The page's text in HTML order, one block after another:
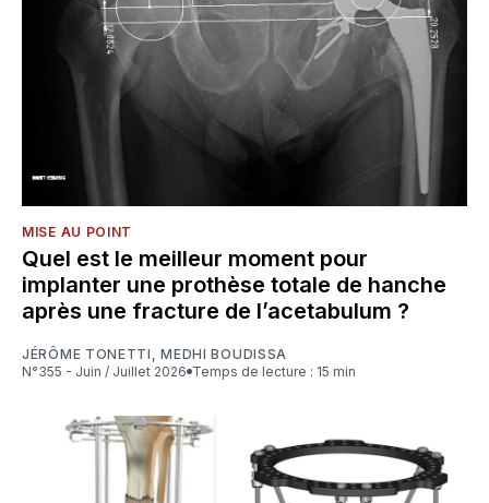
MISE AU POINT
Quel est le meilleur moment pour
implanter une prothèse totale de hanche
après une fracture de l’acetabulum ?
JÉRÔME TONETTI ,MEDHI BOUDISSA
N°355 - Juin / Juillet 2026
Temps de lecture : 15 min